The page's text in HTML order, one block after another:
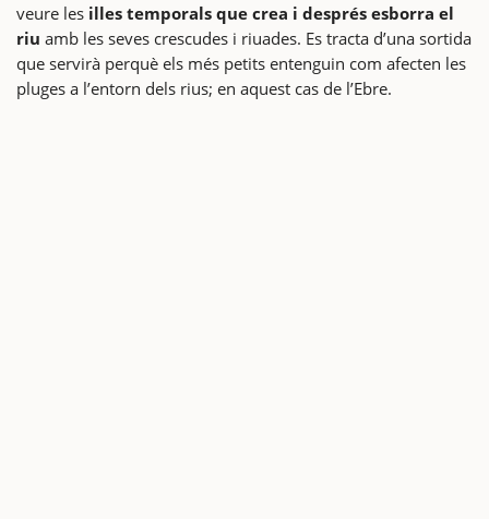
veure les illes temporals que crea i després esborra el
riu amb les seves crescudes i riuades. Es tracta d’una sortida
que servirà perquè els més petits entenguin com afecten les
pluges a l’entorn dels rius; en aquest cas de l’Ebre.